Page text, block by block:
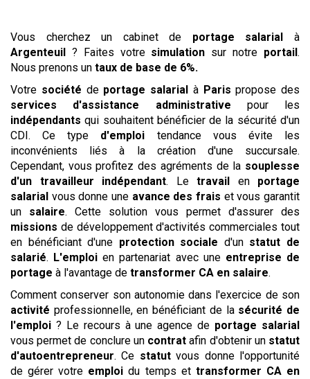
Vous cherchez un cabinet de portage salarial
à
Argenteuil
? Faites votre simulation sur notre portail.
Nous prenons un taux de base de 6%.
Votre société de portage salarial à Paris propose des
services
d'assistance administrative pour les
indépendants qui souhaitent bénéficier de la sécurité d'un
CDI. Ce type d'emploi tendance vous évite les
inconvénients liés à la création d'une succursale.
Cependant, vous profitez des agréments de la souplesse
d'un travailleur indépendant. Le travail en portage
salarial vous donne une avance des frais et vous garantit
un salaire. Cette solution vous permet d'assurer des
missions de développement d'activités commerciales tout
en bénéficiant d'une protection sociale d'un statut de
salarié. L'emploi en partenariat avec une entreprise de
portage à l'avantage de transformer CA en salaire.
Comment conserver son autonomie dans l'exercice de son
activité professionnelle, en bénéficiant de la sécurité de
l'emploi ? Le recours à une agence de portage salarial
vous permet de conclure un contrat afin d'obtenir un statut
d'autoentrepreneur. Ce statutvous donne l'opportunité
de gérer votre emploi du temps et transformer CA en